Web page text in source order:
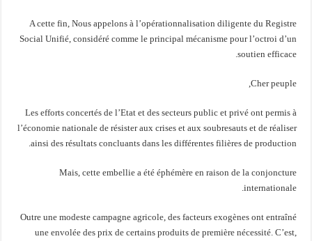
A cette fin, Nous appelons à l’opérationnalisation diligente du Registre
Social Unifié, considéré comme le principal mécanisme pour l’octroi d’un
soutien efficace.
Cher peuple,
Les efforts concertés de l’Etat et des secteurs public et privé ont permis à
l’économie nationale de résister aux crises et aux soubresauts et de réaliser
ainsi des résultats concluants dans les différentes filières de production.
Mais, cette embellie a été éphémère en raison de la conjoncture
internationale.
Outre une modeste campagne agricole, des facteurs exogènes ont entraîné
une envolée des prix de certains produits de première nécessité. C’est,